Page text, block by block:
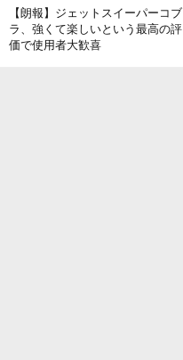
【朗報】ジェットスイーパーコブ
ラ、強くて楽しいという最高の評
価で使用者大歓喜